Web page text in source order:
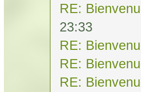
RE:
23:33
RE:
RE:
RE: